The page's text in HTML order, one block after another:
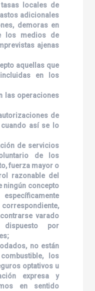
locales de
adicionales
demoras en
los medios de
ajenas
aquellas que
incluidas en los
las operaciones
de
así se lo
de servicios
de los
fuerza mayor o
razonable del
ningún concepto
varado
por
no están
los
optativos u
expresa y
en sentido